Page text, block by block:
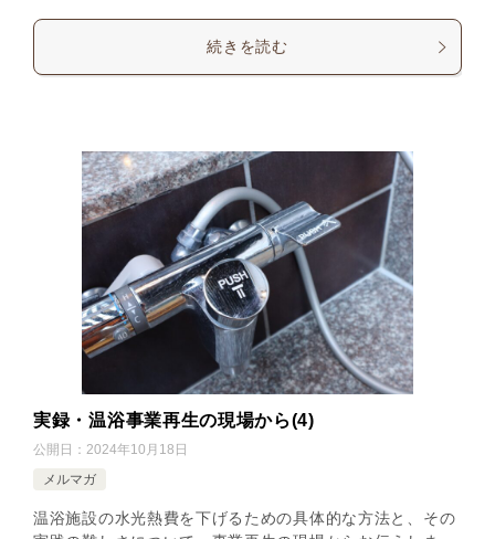
続きを読む
実録・温浴事業再生の現場から(4)
公開日： 2024年10月18日
メルマガ
温浴施設の水光熱費を下げるための具体的な方法と、その